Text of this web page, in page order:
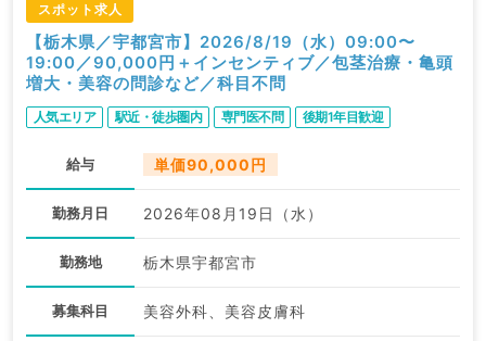
スポット求人
【栃木県／宇都宮市】2026/8/19（水）09:00〜
19:00／90,000円＋インセンティブ／包茎治療・亀頭
増大・美容の問診など／科目不問
人気エリア 駅近・徒歩圏内 専門医不問 後期1年目歓迎
給与 単価90,000円
勤務月日 2026年08月19日（水）
勤務地 栃木県宇都宮市
募集科目 美容外科、美容皮膚科